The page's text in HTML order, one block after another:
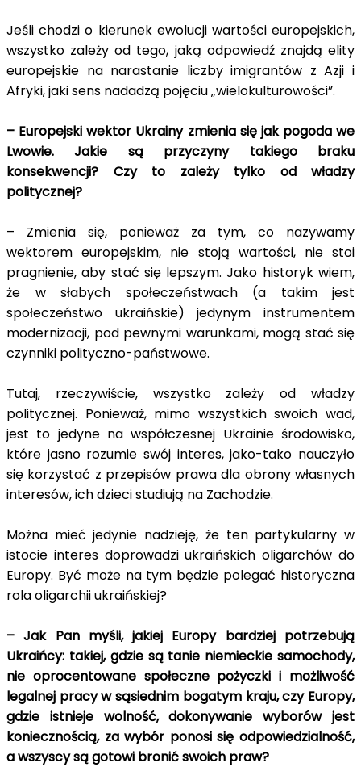
Jeśli chodzi o kierunek ewolucji wartości europejskich,
wszystko zależy od tego, jaką odpowiedź znajdą elity
europejskie na narastanie liczby imigrantów z Azji i
Afryki, jaki sens nadadzą pojęciu „wielokulturowości”.
– Europejski wektor Ukrainy zmienia się jak pogoda we
Lwowie. Jakie są przyczyny takiego braku
konsekwencji? Czy to zależy tylko od władzy
politycznej?
– Zmienia się, ponieważ za tym, co nazywamy
wektorem europejskim, nie stoją wartości, nie stoi
pragnienie, aby stać się lepszym. Jako historyk wiem,
że w słabych społeczeństwach (a takim jest
społeczeństwo ukraińskie) jedynym instrumentem
modernizacji, pod pewnymi warunkami, mogą stać się
czynniki polityczno-państwowe.
Tutaj, rzeczywiście, wszystko zależy od władzy
politycznej. Ponieważ, mimo wszystkich swoich wad,
jest to jedyne na współczesnej Ukrainie środowisko,
które jasno rozumie swój interes, jako-tako nauczyło
się korzystać z przepisów prawa dla obrony własnych
interesów, ich dzieci studiują na Zachodzie.
Można mieć jedynie nadzieję, że ten partykularny w
istocie interes doprowadzi ukraińskich oligarchów do
Europy. Być może na tym będzie polegać historyczna
rola oligarchii ukraińskiej?
– Jak Pan myśli, jakiej Europy bardziej potrzebują
Ukraińcy: takiej, gdzie są tanie niemieckie samochody,
nie oprocentowane społeczne pożyczki i możliwość
legalnej pracy w sąsiednim bogatym kraju, czy Europy,
gdzie istnieje wolność, dokonywanie wyborów jest
koniecznością, za wybór ponosi się odpowiedzialność,
a wszyscy są gotowi bronić swoich praw?